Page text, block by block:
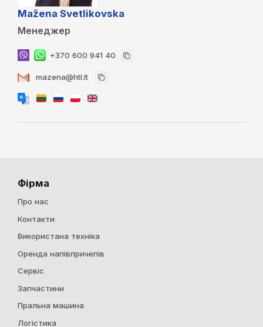
Mažena Svetlikovska
Менеджер
+370 600 941 40
mazena@htl.lt
Фірма
Про нас
Контакти
Використана техніка
Оренда напівпричепів
Сервіс
Запчастини
Пральна машина
Логістика